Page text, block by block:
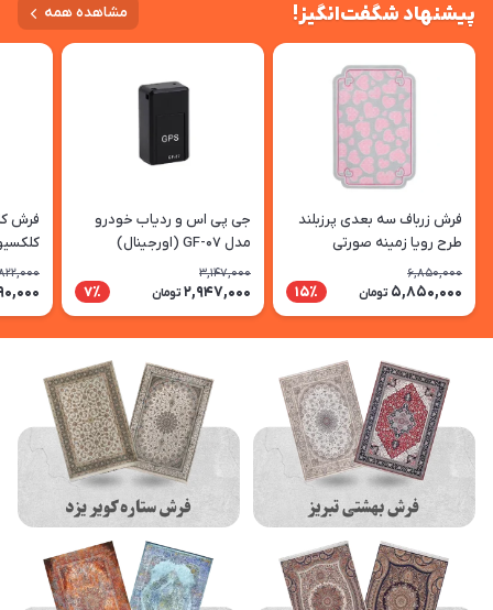
پیشنهاد شگفت‌انگیز! مشاهده همه
فرش زرباف سه بعدی پرزبلند
طرح رویا زمینه صورتی
6,850,000
5,850,000 تومان 15٪
جی پی اس و ردیاب خودرو
مدل GF-07 (اورجینال)
3,147,000
2,947,000 تومان 7٪